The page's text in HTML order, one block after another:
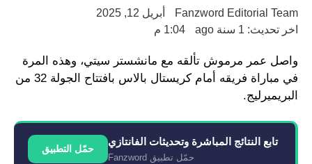
Fanzword Editorial Team
أبريل 12, 2025
اخر تحديث: 1 سنة ago
1:04 م
واصل عمر مرموش تألقه مع مانشستر سيتي، وهذه المرة
في مباراة فريقه أمام كريستال بالاس بافتتاح الجولة 32 من
البريميرليج.
تابع النتائج المباشرة وتحديثات الفانتازي
حمّل تطبيق Fanzword
حمّل التطبيق